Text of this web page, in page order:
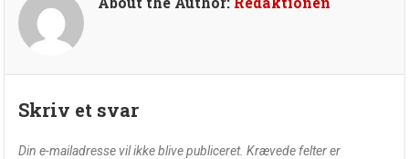
Skriv et svar
Din e-mailadresse vil ikke blive publiceret. Krævede felter er